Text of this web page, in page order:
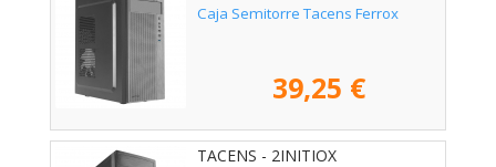
Caja Semitorre Tacens Ferrox
39,25 €
TACENS - 2INITIOX